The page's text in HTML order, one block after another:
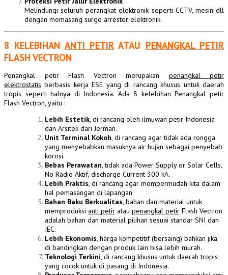
Melindungi seluruh perangkat elektronik seperti CCTV, mesin dll
dengan memasang surge arrester elektronik.
8 KELEBIHAN ANTI PETIR ATAU PENANGKAL PETIR
FLASH VECTRON
Penangkal petir Flash Vectron merupakan penangkal petir
elektrostatis berbasis kerja ESE yang di rancang khusus untuk daerah
tropis seperti halnya di Indonesia. Ada 8 kelebihan Penangkal petir
Flash Vectron, yaitu :
Lebih Estetik, di rancang oleh ilmuwan petir Indonesia
dan Arsitek dari Jerman.
Unit Terminal Kokoh, di rancang agar tidak ada rongga
yang menyebabkan masuknya air hujan sebagai penyebab
korosi.
Bebas Perawatan, tidak ada Power Supply or Solar Cells,
No Radio Aktif, discharge Current 300 kA.
Lebih Praktis, di rancang agar mempermudah kita dalam
hal pemasangan di lapangan
Bahan Baku Berkualitas, bahan dan material untuk
memproduksi anti petir atau penangkal petir Flash Vectron
adalah bahan dan material pilihan sesuai standar SNI dan
IEC.
Lebih Ekonomis, harga kompetitif (bersaing) bahkan jika
di bandingkan dengan produk lain bisa lebih murah.
Teknologi Terkini, di rancang khusus untuk daerah tropis
yang cocok untuk di pasang di Indonesia.